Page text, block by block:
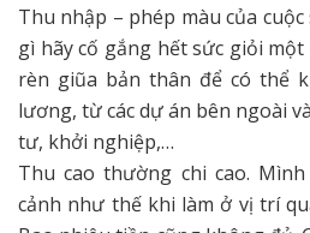
Thu nhập – phép màu của
gì hãy cố gắng hết sức giỏi
rèn giũa bản thân để có thể
lương, từ các dự án bên ngoài
tư, khởi nghiệp,…
Thu cao thường chi cao.
cảnh như thế khi làm ở vị trí